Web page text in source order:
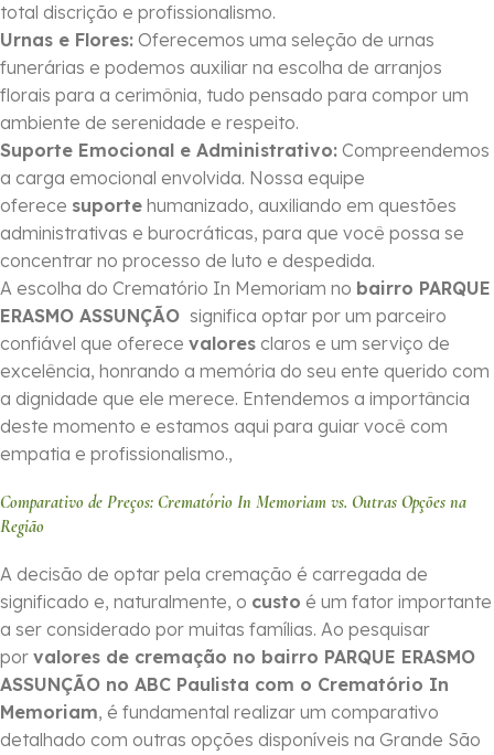
total discrição e profissionalismo.
Urnas e Flores: Oferecemos uma seleção de urnas
funerárias e podemos auxiliar na escolha de arranjos
florais para a cerimônia, tudo pensado para compor um
ambiente de serenidade e respeito.
Suporte Emocional e Administrativo: Compreendemos
a carga emocional envolvida. Nossa equipe
oferece suporte humanizado, auxiliando em questões
administrativas e burocráticas, para que você possa se
concentrar no processo de luto e despedida.
A escolha do Crematório In Memoriam no bairro PARQUE
ERASMO ASSUNÇÃO significa optar por um parceiro
confiável que oferece valores claros e um serviço de
excelência, honrando a memória do seu ente querido com
a dignidade que ele merece. Entendemos a importância
deste momento e estamos aqui para guiar você com
empatia e profissionalismo.,
Comparativo de Preços: Crematório In Memoriam vs. Outras Opções na
Região
A decisão de optar pela cremação é carregada de
significado e, naturalmente, o custo é um fator importante
a ser considerado por muitas famílias. Ao pesquisar
por valores de cremação no bairro PARQUE ERASMO
ASSUNÇÃO no ABC Paulista com o Crematório In
Memoriam, é fundamental realizar um comparativo
detalhado com outras opções disponíveis na Grande São